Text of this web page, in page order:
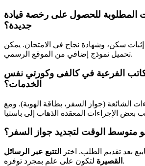
المطلوبة للحصول على رخصة قيادة
جديدة؟
سكن، وشهادة نجاح في الامتحان. يمكن
تحميل نموذج إضافي من الموقع الرسمي.
الفرعية في كالفى وكورتي نفس
الخدمات؟
الشائعة (جواز السفر، بطاقة الهوية). ومع
متوسط الوقت لتجديد جواز السفر؟
التتبع عبر الرسائل
القصيرة لتكون على علم بمجرد توفره.